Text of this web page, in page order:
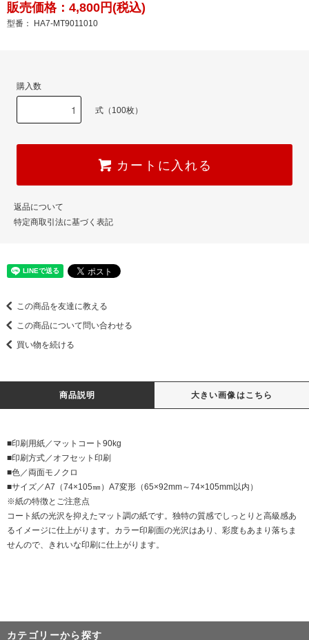
販売価格：4,800円(税込)
型番： HA7-MT9011010
購入数
式（100枚）
カートに入れる
返品について
特定商取引法に基づく表記
この商品を友達に教える
この商品について問い合わせる
買い物を続ける
商品説明 大きい画像はこちら
■印刷用紙／マットコート90kg
■印刷方式／オフセット印刷
■色／両面モノクロ
■サイズ／A7（74×105㎜）A7変形（65×92mm～74×105mm以内）
※紙の特徴とご注意点
コート紙の光沢を抑えたマット調の紙です。独特の質感でしっとりと高級感あ
るイメージに仕上がります。カラー印刷面の光沢はあり、彩度もあまり落ちま
せんので、きれいな印刷に仕上がります。
カテゴリーから探す